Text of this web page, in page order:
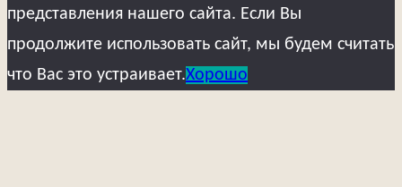
представления нашего сайта. Если Вы
продолжите использовать сайт, мы будем считать
что Вас это устраивает.Хорошо